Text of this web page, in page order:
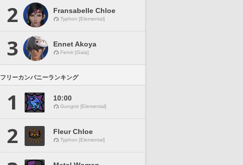
2 Fransabelle Chloe
Typhon [Elemental]
3 Ennet Akoya
Fenrir [Gaia]
フリーカンパニーランキング
1 10:00
Gungnir [Elemental]
2 Fleur Chloe
Typhon [Elemental]